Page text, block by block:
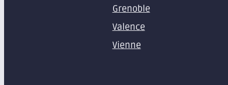
Grenoble
Valence
Vienne